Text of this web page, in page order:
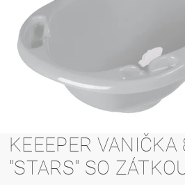
KEEEPER VANIČKA
"STARS" SO